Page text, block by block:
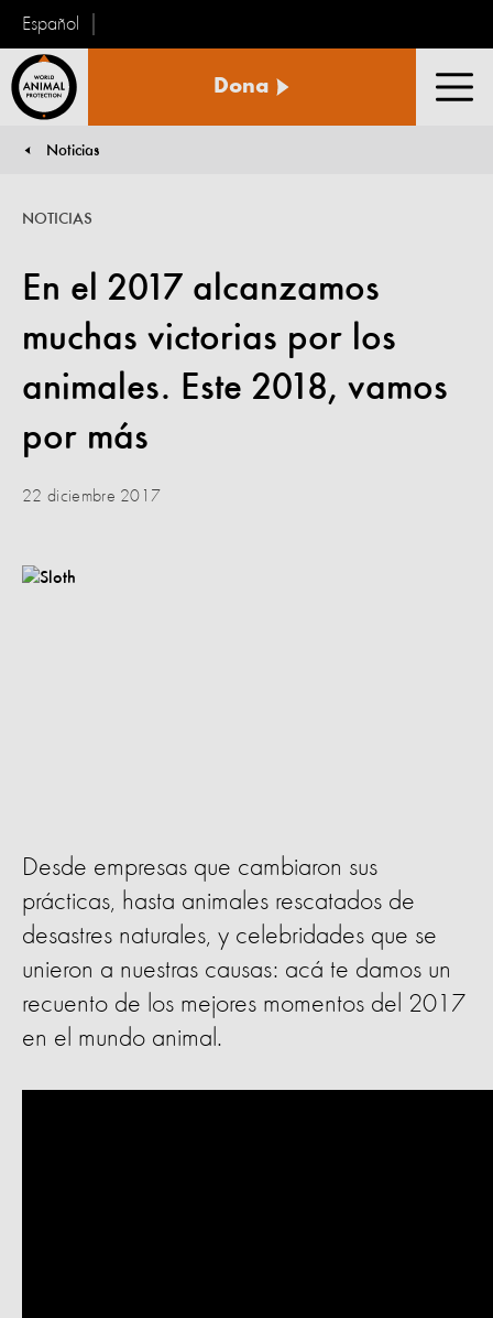
Español
Animal
Dona
Noticias
En el 2017 alcanzamos
muchas victorias por los
animales. Este 2018, vamos
por más
NOTICIAS
22 diciembre 2017
Desde empresas que cambiaron sus
prácticas, hasta animales rescatados de
desastres naturales, y celebridades que se
unieron a nuestras causas: acá te damos un
recuento de los mejores momentos del 2017
en el mundo animal.